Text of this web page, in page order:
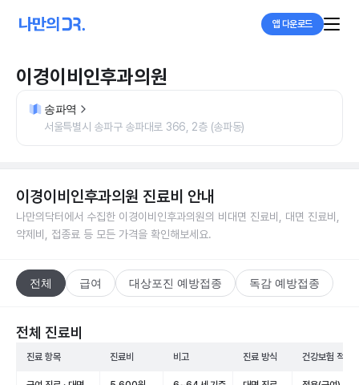
앱 다운로드
이경이비인후과의원
송파역
서울특별시 송파구 송파대로 366, 2층 (송파동)
이경이비인후과의원 진료비 안내
나만의닥터에서 수집한 이경이비인후과의원의 비대면 진료비, 대면 진료비,
약제비, 접종료 등 모든 가격을 확인해보세요.
전체 급여 대상포진 예방접종 독감 예방접종
전체 진료비
진료 항목 진료비 비고 진료 방식 건강보험 적용